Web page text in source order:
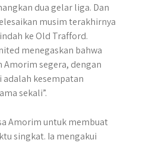
dua gelar liga. Dan
musim terakhirnya
ke Old Trafford.
menegaskan bahwa
segera, dengan
kesempatan
sekali”.
Amorim untuk membuat
singkat. Ia mengakui